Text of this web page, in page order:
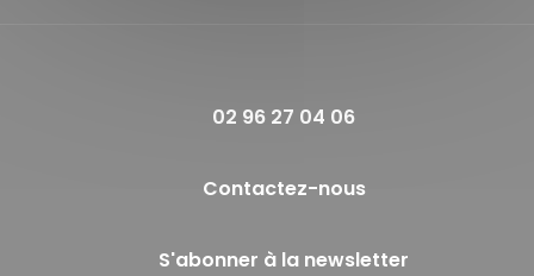
02 96 27 04 06
Contactez-nous
S'abonner à la newsletter